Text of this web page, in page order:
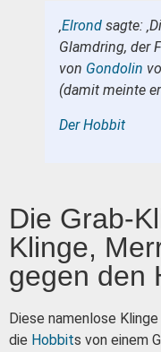
‚Elrond sagte:
Glamdring, der
von Gondolin
(damit meinte
Der Hobbit
Die Grab-
Klinge,
gegen den
Diese namenlose
die Hobbits von einem